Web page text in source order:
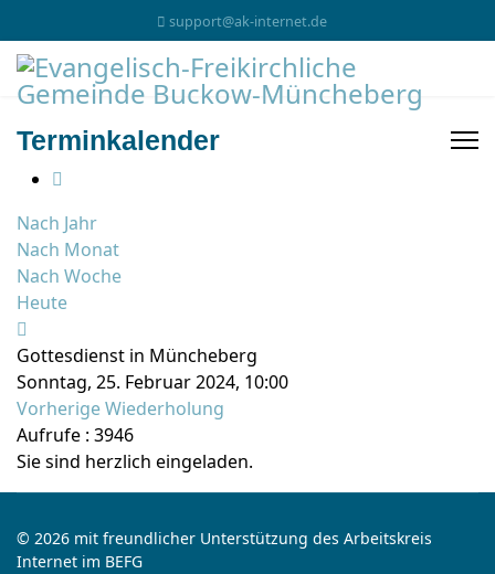
support@ak-internet.de
Terminkalender
Nach Jahr
Nach Monat
Nach Woche
Heute
Gottesdienst in Müncheberg
Sonntag, 25. Februar 2024, 10:00
Vorherige Wiederholung
Aufrufe : 3946
Sie sind herzlich eingeladen.
© 2026 mit freundlicher Unterstützung des Arbeitskreis
Internet im BEFG